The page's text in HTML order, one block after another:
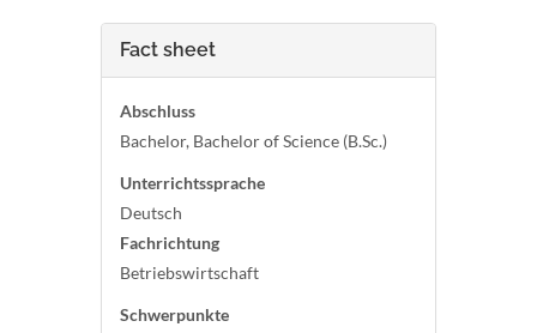
Fact sheet
Abschluss
Bachelor, Bachelor of Science (B.Sc.)
Unterrichtssprache
Deutsch
Fachrichtung
Betriebswirtschaft
Schwerpunkte